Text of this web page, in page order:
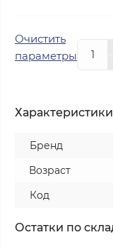
Очистить
параметры
Бренд
Возраст
Код
Остатки по